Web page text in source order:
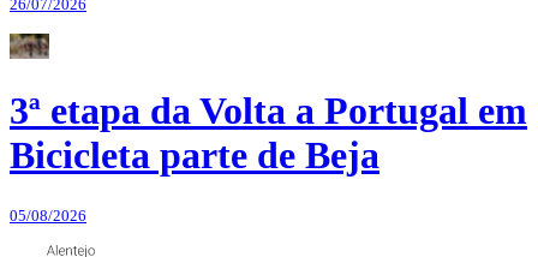
26/07/2026
3ª etapa da Volta a Portugal em
Bicicleta parte de Beja
05/08/2026